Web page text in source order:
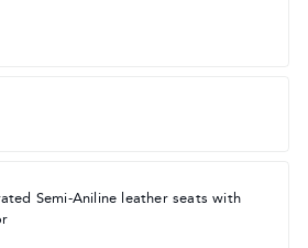
Semi-Aniline leather seats with